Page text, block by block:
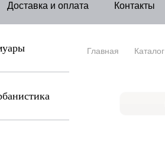
Доставка и оплата Контакты
Главная Каталог